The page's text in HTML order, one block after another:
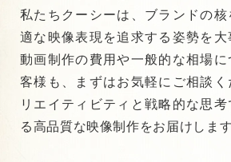
私たちクーシーは、ブランドの
適な映像表現を追求する姿勢を大
動画制作の費用や一般的な相場
客様も、まずはお気軽にご相談く
リエイティビティと戦略的な思考
る高品質な映像制作をお届けします